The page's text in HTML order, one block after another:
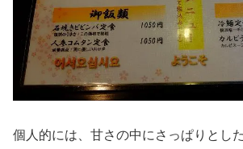
個人的には、甘さの中にさっぱりとし